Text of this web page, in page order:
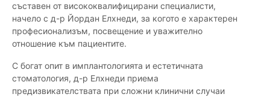
съставен от висококвалифицирани специалисти,
начело с д-р Йордан Елхнеди, за когото е характерен
професионализъм, посвещение и уважително
отношение към пациентите.
С богат опит в имплантологията и естетичната
стоматология, д-р Елхнеди приема
предизвикателствата при сложни клинични случаи